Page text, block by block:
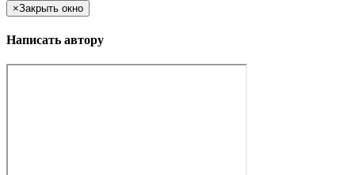
×Закрыть окно
Написать автору